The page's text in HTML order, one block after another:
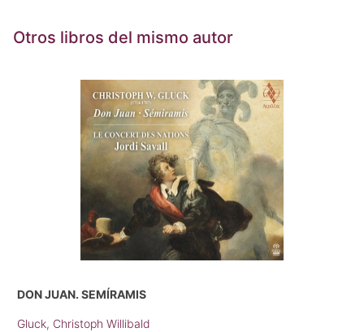
Otros libros del mismo autor
DON JUAN. SEMÍRAMIS
Gluck, Christoph Willibald